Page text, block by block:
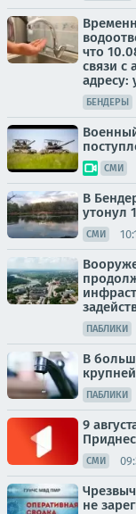
что
связи с
адресу:
БЕНДЕРЫ
СМИ
В
утонул
СМИ
ПАБЛИКИ
В
ПАБЛИКИ
9
СМИ
не